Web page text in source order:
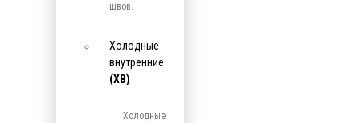
швов.
Холодные
внутренние
(ХВ)
Холодные